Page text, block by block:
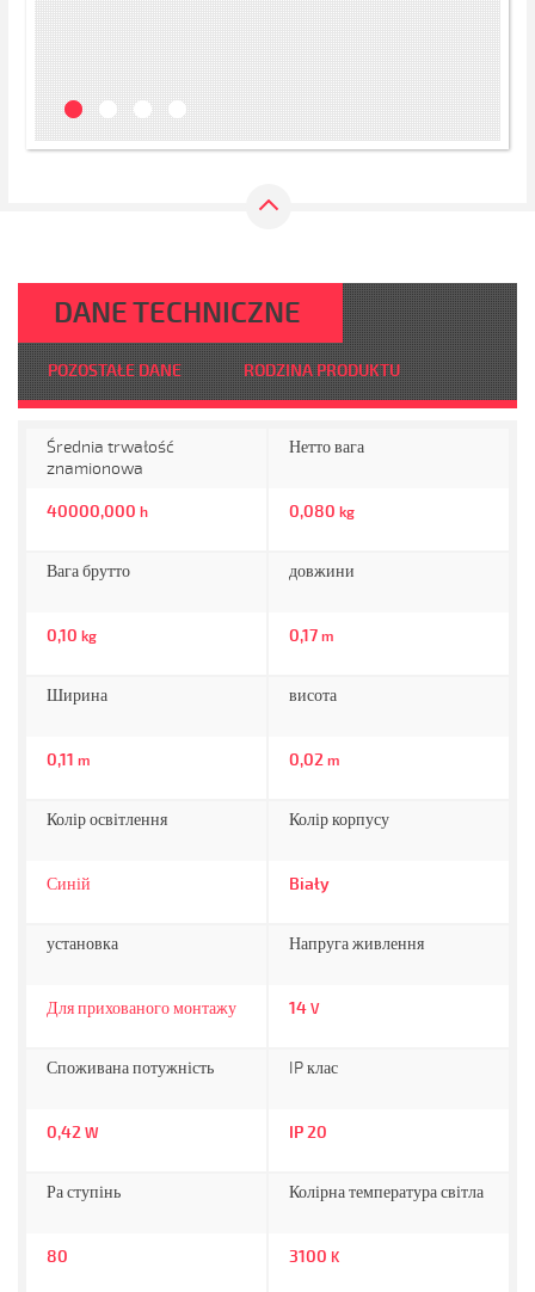
DANE TECHNICZNE
POZOSTAŁE DANE RODZINA PRODUKTU
Średnia trwałość
znamionowa
40000,000 h
Нетто вага
0,080 kg
Вага брутто
0,10 kg
довжини
0,17 m
Ширина
0,11 m
висота
0,02 m
Колір освітлення
Синій
Колір корпусу
Biały
установка
Для прихованого монтажу
Напруга живлення
14 V
Споживана потужність
0,42 W
IP клас
IP 20
Ра ступінь
80
Колірна температура світла
3100 K